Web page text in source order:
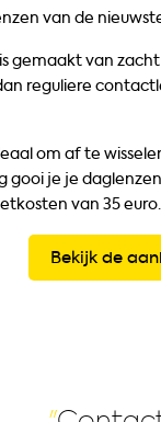
van de
gemaakt van
reguliere
om af te
gooi je je
van 35 euro.
Bekijk de